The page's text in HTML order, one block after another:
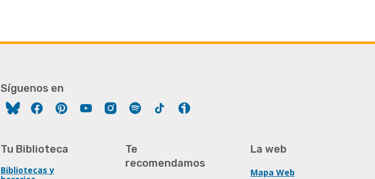
Síguenos en
FacebookPinterestYouTubeInstagram
Spotify Tiktok
Tu Biblioteca
Bibliotecas y
Te
recomendamos
La web
Mapa Web